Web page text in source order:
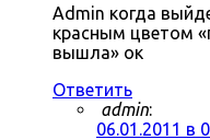
Admin когда
красным цветом
вышла» ок
Ответить
admin:
06.01.2011 в